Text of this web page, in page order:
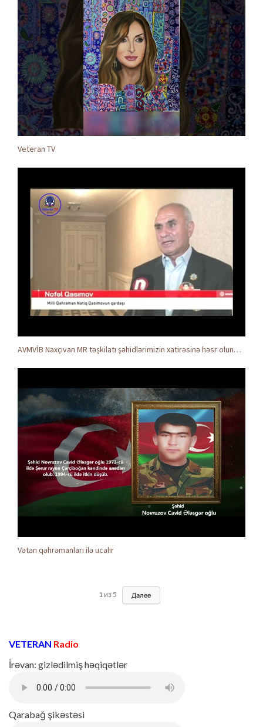
Veteran TV
AVMVİB Naxçıvan MR təşkilatı şəhidlərimizin xatirəsinə həsr olunmuş tədbir keçirdi
Vətən qəhrəmanları ilə ucalır
1 из 5 Далее
VETERAN Radio
İrəvan: gizlədilmiş həqiqətlər
Qarabağ şikəstəsi